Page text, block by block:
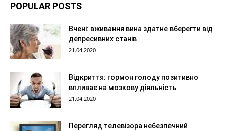
POPULAR POSTS
Вчені: вживання вина здатне вберегти від
депресивних станів
21.04.2020
Відкриття: гормон голоду позитивно
впливає на мозкову діяльність
21.04.2020
Перегляд телевізора небезпечний